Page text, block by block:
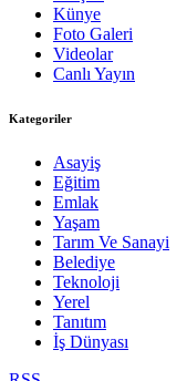
Künye
Foto Galeri
Videolar
Canlı Yayın
Kategoriler
Asayiş
Eğitim
Emlak
Yaşam
Tarım Ve Sanayi
Belediye
Teknoloji
Yerel
Tanıtım
İş Dünyası